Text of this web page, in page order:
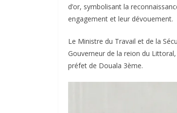
d’or, symbolisant la
engagement et leur dévouement.
Le Ministre du Travail et de la
Gouverneur de la reion du
préfet de Douala 3ème.